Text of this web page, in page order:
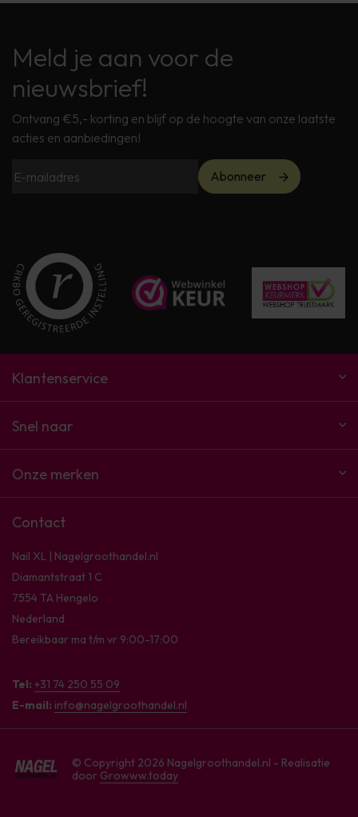
Meld je aan voor de
nieuwsbrief!
Ontvang €5,- korting en blijf op de hoogte van onze laatste
acties en aanbiedingen!
Abonneer
Klantenservice
Snel naar
Onze merken
Contact
Nail XL | Nagelgroothandel.nl
Diamantstraat 1 C
7554 TA Hengelo
Nederland
Bereikbaar ma t/m vr 9:00-17:00
Tel: +31 74 250 55 09
E-mail: info@nagelgroothandel.nl
© Copyright 2026 Nagelgroothandel.nl - Realisatie
door Growww.today